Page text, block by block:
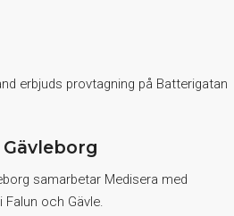
erbjuds provtagning på Batterigatan
samarbetar Medisera med
Falun och Gävle.